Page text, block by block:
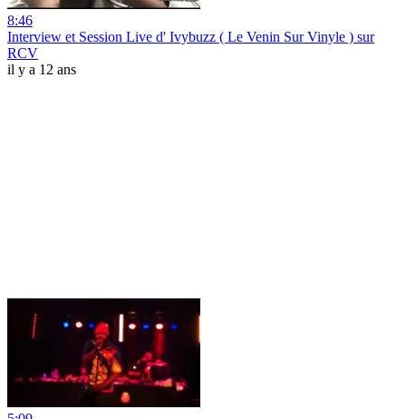
8:46
Interview et Session Live d' Ivybuzz ( Le Venin Sur Vinyle ) sur
RCV
il y a 12 ans